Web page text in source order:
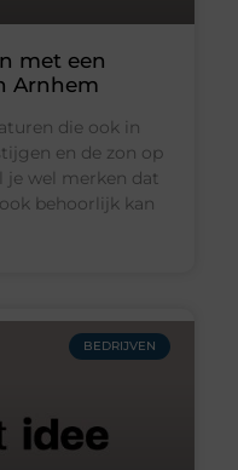
met een
Arnhem
die ook in
en de zon op
je wel merken dat
behoorlijk kan
BEDRIJVEN